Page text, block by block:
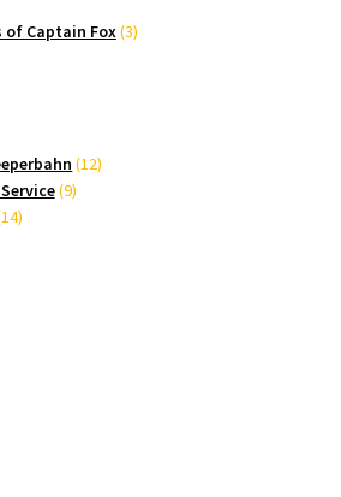
of Captain Fox 33
1212
99
1414